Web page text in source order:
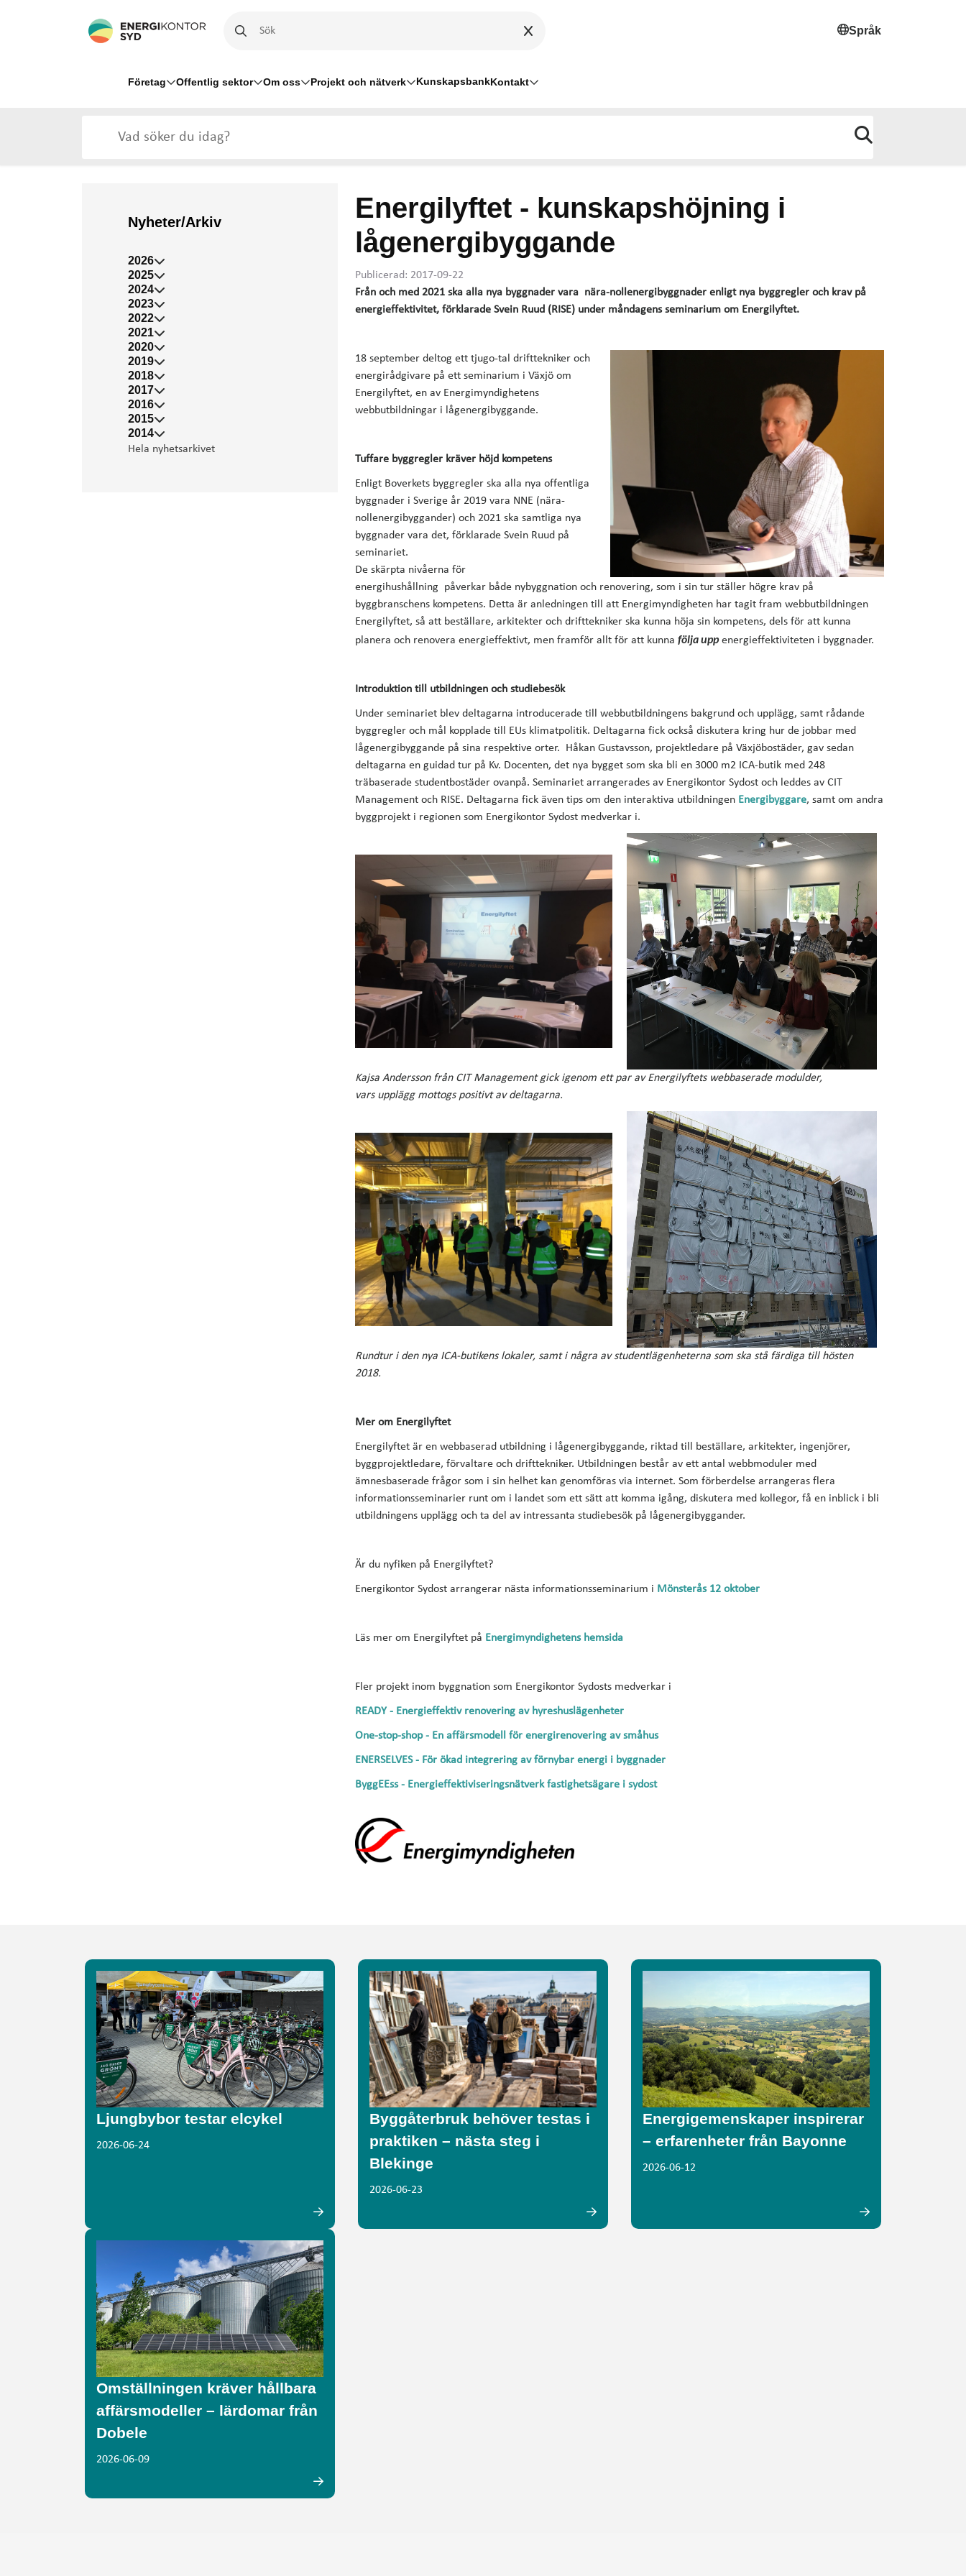
Språk
Företag Offentlig sektor Om oss Projekt och nätverk KunskapsbankKontakt
Energilyftet - kunskapshöjning i
lågenergibyggande
Publicerad: 2017-09-22
Från och med 2021 ska alla nya byggnader vara nära-nollenergibyggnader enligt nya byggregler och krav på
energieffektivitet, förklarade Svein Ruud (RISE) under måndagens seminarium om Energilyftet.
18 september deltog ett tjugo-tal drifttekniker och
energirådgivare på ett seminarium i Växjö om
Energilyftet, en av Energimyndighetens
webbutbildningar i lågenergibyggande.
Tuffare byggregler kräver höjd kompetens
Enligt Boverkets byggregler ska alla nya offentliga
byggnader i Sverige år 2019 vara NNE (nära-
nollenergibyggander) och 2021 ska samtliga nya
byggnader vara det, förklarade Svein Ruud på
seminariet.
De skärpta nivåerna för
energihushållning påverkar både nybyggnation och renovering, som i sin tur ställer högre krav på
byggbranschens kompetens. Detta är anledningen till att Energimyndigheten har tagit fram webbutbildningen
Energilyftet, så att beställare, arkitekter och drifttekniker ska kunna höja sin kompetens, dels för att kunna
planera och renovera energieffektivt, men framför allt för att kunna följa uppenergieffektiviteten i byggnader.
Introduktion till utbildningen och studiebesök
Under seminariet blev deltagarna introducerade till webbutbildningens bakgrund och upplägg, samt rådande
byggregler och mål kopplade till EUs klimatpolitik. Deltagarna fick också diskutera kring hur de jobbar med
lågenergibyggande på sina respektive orter. Håkan Gustavsson, projektledare på Växjöbostäder, gav sedan
deltagarna en guidad tur på Kv. Docenten, det nya bygget som ska bli en 3000 m2 ICA-butik med 248
träbaserade studentbostäder ovanpå. Seminariet arrangerades av Energikontor Sydost och leddes av CIT
Management och RISE. Deltagarna fick även tips om den interaktiva utbildningen Energibyggare, samt om andra
byggprojekt i regionen som Energikontor Sydost medverkar i.
Kajsa Andersson från CIT Management gick igenom ett par av Energilyftets webbaserade modulder,
vars upplägg mottogs positivt av deltagarna.
Rundtur i den nya ICA-butikens lokaler, samt i några av studentlägenheterna som ska stå färdiga till hösten
2018.
Mer om Energilyftet
Energilyftet är en webbaserad utbildning i lågenergibyggande, riktad till beställare, arkitekter, ingenjörer,
byggprojektledare, förvaltare och drifttekniker. Utbildningen består av ett antal webbmoduler med
ämnesbaserade frågor som i sin helhet kan genomföras via internet. Som förberdelse arrangeras flera
informationsseminarier runt om i landet som ett sätt att komma igång, diskutera med kollegor, få en inblick i bli
utbildningens upplägg och ta del av intressanta studiebesök på lågenergibyggander.
Är du nyfiken på Energilyftet?
Energikontor Sydost arrangerar nästa informationsseminarium i Mönsterås 12 oktober
Läs mer om Energilyftet på Energimyndighetens hemsida
Fler projekt inom byggnation som Energikontor Sydosts medverkar i
READY - Energieffektiv renovering av hyreshuslägenheter
One-stop-shop - En affärsmodell för energirenovering av småhus
ENERSELVES - För ökad integrering av förnybar energi i byggnader
ByggEEss - Energieffektiviseringsnätverk fastighetsägare i sydost
Nyheter/Arkiv
2026
2025
2024
2023
2022
2021
2020
2019
2018
2017
2016
2015
2014
Hela nyhetsarkivet
Ljungbybor testar elcykel
2026-06-24
Byggåterbruk behöver testas i
praktiken – nästa steg i
Blekinge
2026-06-23
Energigemenskaper inspirerar
– erfarenheter från Bayonne
2026-06-12
Omställningen kräver hållbara
affärsmodeller – lärdomar från
Dobele
2026-06-09